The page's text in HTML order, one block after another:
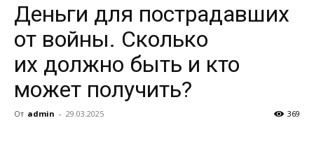
Деньги для пострадавших
от войны. Сколько
их должно быть и кто
может получить?
От admin - 29.03.2025 369